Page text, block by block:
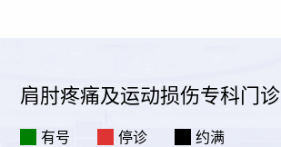
肩肘疼痛及运动损伤专科门诊
有号 停诊 约满